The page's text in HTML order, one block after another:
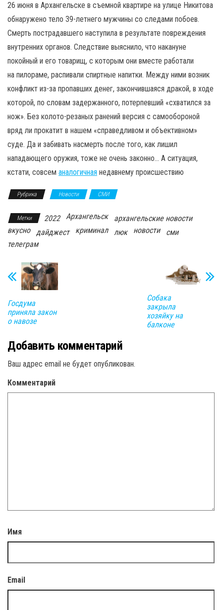
26 июня в Архангельске в съемной квартире на улице Никитова
обнаружено тело 39-летнего мужчины со следами побоев.
Смерть пострадавшего наступила в результате повреждения
внутренних органов. Следствие выяснило, что накануне
покойный и его товарищ, с которым они вместе работали
на пилораме, распивали спиртные напитки. Между ними возник
конфликт из-за пропавших денег, закончившаяся дракой, в ходе
которой, по словам задержанного, потерпевший «схватился за
нож». Без колото-резаных ранений версия с самообороной
вряд ли прокатит в нашем «справедливом и объективном»
суде. Да и забивать насмерть после того, как лишил
нападающего оружия, тоже не очень законно… А ситуация,
кстати, совсем аналогичная недавнему происшествию
Рубрика Новости СМИ
Метки 2022 Архангельск
архангельские новости
вкусно
дайджест криминал люк новости
сми
телеграм
Госдума
приняла закон
о навозе
Собака
закрыла
хозяйку на
балконе
Добавить комментарий
Ваш адрес email не будет опубликован.
Комментарий
Имя
Email